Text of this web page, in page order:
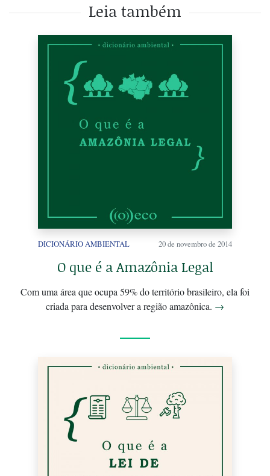
Leia também
DICIONÁRIO AMBIENTAL 20 de novembro de 2014
O que é a Amazônia Legal
Com uma área que ocupa 59% do território brasileiro, ela foi
criada para desenvolver a região amazônica. →